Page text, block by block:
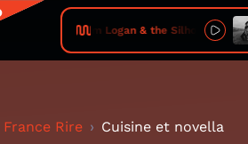
Kim Logan & the Silhouettes •
France Rire Cuisine et novella